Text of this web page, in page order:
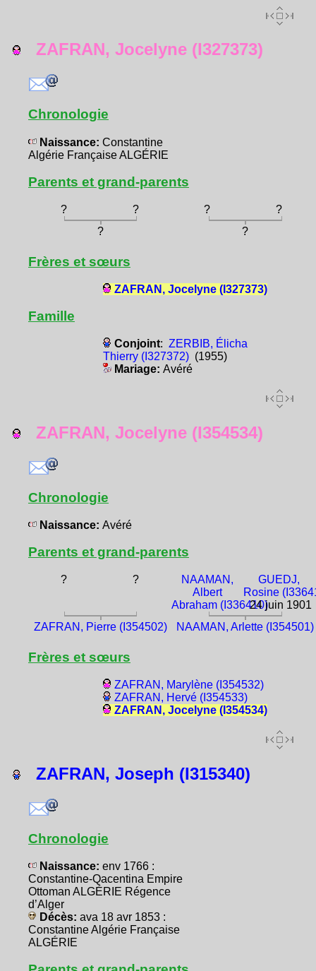
ZAFRAN, Jocelyne (I327373)
Chronologie
Naissance: Constantine
Algérie Française ALGÉRIE
Parents et grand-parents
? ? ?
?
?
?
Frères et sœurs
ZAFRAN, Jocelyne (I327373)
Famille
Conjoint: ZERBIB, Élicha
Thierry (I327372)(1955)
Mariage: Avéré
ZAFRAN, Jocelyne (I354534)
Chronologie
Naissance: Avéré
Parents et grand-parents
? ?
NAAMAN,
Albert
Abraham (I336410)
GUEDJ,
Rosine
24 juin 1901
ZAFRAN, Pierre (I354502)
NAAMAN, Arlette (I354501)
Frères et sœurs
ZAFRAN, Marylène (I354532)
ZAFRAN, Hervé (I354533)
ZAFRAN, Jocelyne (I354534)
ZAFRAN, Joseph (I315340)
Chronologie
Naissance: env 1766 :
Constantine-Qacentina Empire
Ottoman ALGÉRIE Régence
d’Alger
Décès: ava 18 avr 1853 :
Constantine Algérie Française
ALGÉRIE